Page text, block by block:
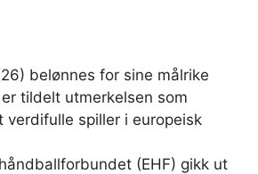
belønnes for sine målrike
tildelt utmerkelsen som
verdifulle spiller i europeisk
(EHF) gikk ut